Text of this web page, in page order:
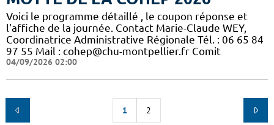
Voici le programme détaillé , le coupon réponse et
l'affiche de la journée. Contact Marie-Claude WEY,
Coordinatrice Administrative Régionale Tél. : 06 65 84
97 55 Mail : cohep@chu-montpellier.fr Comit
04/09/2026 02:00
1 2